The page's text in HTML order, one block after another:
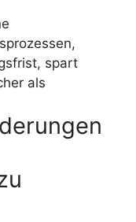
spart
als